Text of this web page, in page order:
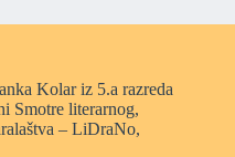
Kolar iz 5.a razreda
Smotre literarnog,
– LiDraNo,